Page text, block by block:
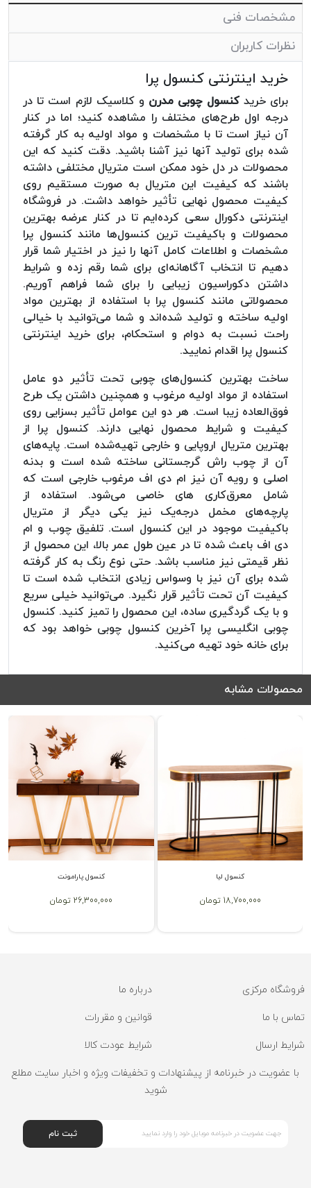
مشخصات فنی
نظرات کاربران
خرید اینترنتی کنسول پرا
برای خریدکنسول چوبی مدرن و کلاسیک لازم است تا در
درجه اول طرح‌های مختلف را مشاهده کنید؛ اما در کنار
آن نیاز است تا با مشخصات و مواد اولیه به کار گرفته
شده برای تولید آنها نیز آشنا باشید. دقت کنید که این
محصولات در دل خود ممکن است متریال مختلفی داشته
باشند که کیفیت این متریال به صورت مستقیم روی
کیفیت محصول نهایی تأثیر خواهد داشت. در فروشگاه
اینترنتی دکورال سعی کرده‌ایم تا در کنار عرضه بهترین
محصولات و باکیفیت ترین کنسول‌ها مانند کنسول پرا
مشخصات و اطلاعات کامل آنها را نیز در اختیار شما قرار
دهیم تا انتخاب آگاهانه‌ای برای شما رقم زده و شرایط
داشتن دکوراسیون زیبایی را برای شما فراهم آوریم.
محصولاتی مانند کنسول پرا با استفاده از بهترین مواد
اولیه ساخته و تولید شده‌اند و شما می‌توانید با خیالی
راحت نسبت به دوام و استحکام، برای خرید اینترنتی
کنسول پرا اقدام نمایید.
ساخت بهترین کنسول‌های چوبی تحت تأثیر دو عامل
استفاده از مواد اولیه مرغوب و همچنین داشتن یک طرح
فوق‌العاده زیبا است. هر دو این عوامل تأثیر بسزایی روی
کیفیت و شرایط محصول نهایی دارند. کنسول پرا از
بهترین متریال اروپایی و خارجی تهیه‌شده است. پایه‌های
آن از چوب راش گرجستانی ساخته شده است و بدنه
اصلی و رویه آن نیز ام دی اف مرغوب خارجی است که
شامل معرق‌کاری های خاصی می‌شود. استفاده از
پارچه‌های مخمل درجه‌یک نیز یکی دیگر از متریال
باکیفیت موجود در این کنسول است. تلفیق چوب و ام
دی اف باعث شده تا در عین طول عمر بالا، این محصول از
نظر قیمتی نیز مناسب باشد. حتی نوع رنگ به کار گرفته
شده برای آن نیز با وسواس زیادی انتخاب شده است تا
کیفیت آن تحت تأثیر قرار نگیرد. می‌توانید خیلی سریع
و با یک گردگیری ساده، این محصول را تمیز کنید. کنسول
چوبی انگلیسی پرا آخرین کنسول چوبی خواهد بود که
برای خانه خود تهیه می‌کنید.
محصولات مشابه
کنسول پارامونت
26,300,000 تومان
کنسول لیا
18,700,000 تومان
فروشگاه مرکزی درباره ما
تماس با ما قوانین و مقررات
شرایط ارسال شرایط عودت کالا
با عضویت در خبرنامه از پیشنهادات و تخفیفات ویژه و اخبار سایت مطلع
شوید
ثبت نام